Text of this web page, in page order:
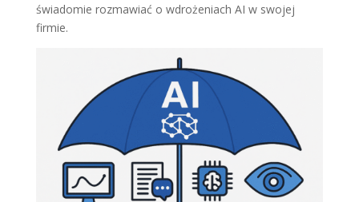
świadomie rozmawiać o wdrożeniach AI w swojej
firmie.